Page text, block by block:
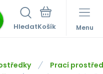
Hledat Menu
Prací